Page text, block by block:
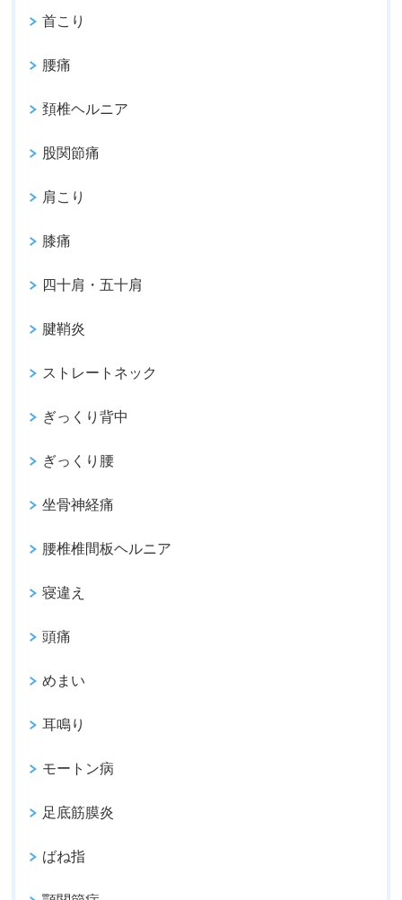
首こり
腰痛
頚椎ヘルニア
股関節痛
肩こり
膝痛
四十肩・五十肩
腱鞘炎
ストレートネック
ぎっくり背中
ぎっくり腰
坐骨神経痛
腰椎椎間板ヘルニア
寝違え
頭痛
めまい
耳鳴り
モートン病
足底筋膜炎
ばね指